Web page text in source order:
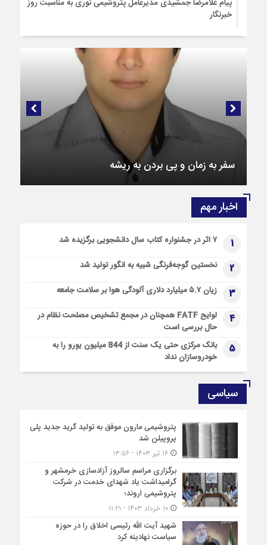
پیام غلامرضا جمشیدی مدیرعامل پتروشیمی نوری به مناسبت روز
خبرنگار
پیام مهندس رضا گنجی مدیرعامل و نائب رئیس هیئت مدیره
شرکت صنایع پتروشیمی سبلان به مناسبت فرارسیدن روز خبرنگار
پیام دکتر امیراکبری مدیرعامل پتروشیمی جم به‌مناسبت هفدهم
مرداد گرامیداشت روز خبرنگار
سفر به زمان و پی بردن به ریشه
اخبار مهم
1 ۷ اثر در جشنواره کتاب سال دانشجویی برگزیده شد
2 نخستین گوجه‌فرنگی شبیه به انگور تولید شد
3 زیان ۵.۷ میلیارد دلاری آلودگی هوا بر سلامت جامعه
4
لوایح FATF همچنان در مجمع تشخیص مصلحت نظام در
حال بررسی است
5
بانک مرکزی حتی یک سنت از 844 میلیون یورو را به
خودروسازان نداد
سیاسی
پتروشیمی مارون موفق به تولید گرید جدید پلی
پروپیلن شد
۱۶ تیر ۱۴۰۳ - ۱۳:۵۶
برگزاری مراسم سالروز آزادسازی خرمشهر و
گرامیداشت یاد شهدای خدمت در شرکت
پتروشیمی اروند؛
۱۰ خرداد ۱۴۰۳ - ۱۱:۲۱
شهید آیت الله رئیسی اخلاق را در حوزه
سیاست نهادینه کرد